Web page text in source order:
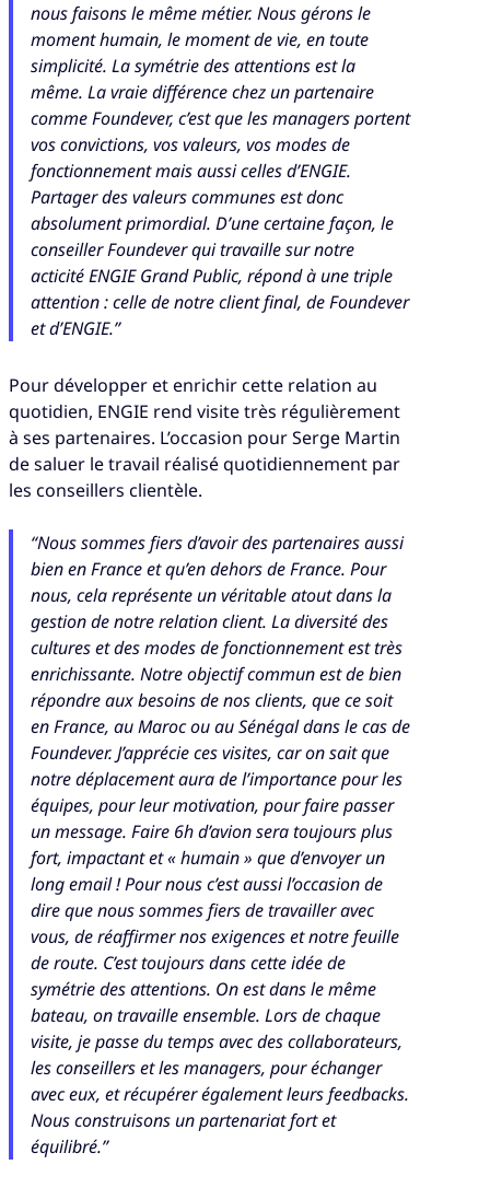
nous faisons le même métier. Nous gérons le
moment humain, le moment de vie, en toute
simplicité. La symétrie des attentions est la
même. La vraie différence chez un partenaire
comme Foundever, c’est que les managers portent
vos convictions, vos valeurs, vos modes de
fonctionnement mais aussi celles d’ENGIE.
Partager des valeurs communes est donc
absolument primordial. D’une certaine façon, le
conseiller Foundever qui travaille sur notre
acticité ENGIE Grand Public, répond à une triple
attention : celle de notre client final, de Foundever
et d’ENGIE.”
Pour développer et enrichir cette relation au
quotidien, ENGIE rend visite très régulièrement
à ses partenaires. L’occasion pour Serge Martin
de saluer le travail réalisé quotidiennement par
les conseillers clientèle.
“Nous sommes fiers d’avoir des partenaires aussi
bien en France et qu’en dehors de France. Pour
nous, cela représente un véritable atout dans la
gestion de notre relation client. La diversité des
cultures et des modes de fonctionnement est très
enrichissante. Notre objectif commun est de bien
répondre aux besoins de nos clients, que ce soit
en France, au Maroc ou au Sénégal dans le cas de
Foundever. J’apprécie ces visites, car on sait que
notre déplacement aura de l’importance pour les
équipes, pour leur motivation, pour faire passer
un message. Faire 6h d’avion sera toujours plus
fort, impactant et « humain » que d’envoyer un
long email ! Pour nous c’est aussi l’occasion de
dire que nous sommes fiers de travailler avec
vous, de réaffirmer nos exigences et notre feuille
de route. C’est toujours dans cette idée de
symétrie des attentions. On est dans le même
bateau, on travaille ensemble. Lors de chaque
visite, je passe du temps avec des collaborateurs,
les conseillers et les managers, pour échanger
avec eux, et récupérer également leurs feedbacks.
Nous construisons un partenariat fort et
équilibré.”